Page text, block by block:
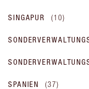
SINGAPUR (10)
SPANIEN (37)